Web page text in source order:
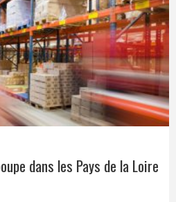
dans les Pays de la Loire